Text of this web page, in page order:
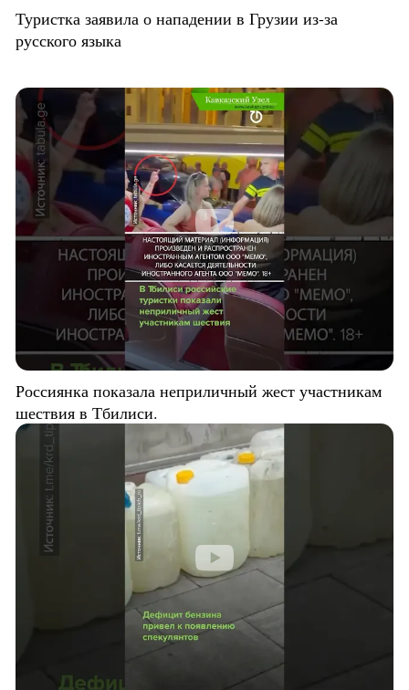
Туристка заявила о нападении в Грузии из-за
русского языка
Россиянка показала неприличный жест участникам
шествия в Тбилиси.